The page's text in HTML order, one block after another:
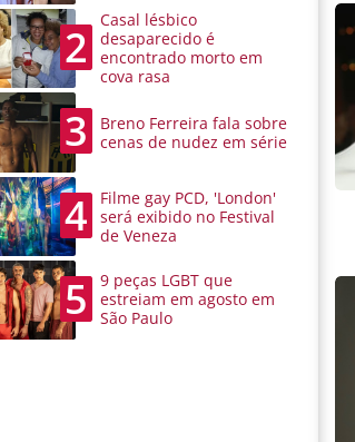
2
Casal lésbico
desaparecido é
encontrado morto em
cova rasa
3
Breno Ferreira fala sobre
cenas de nudez em série
4
Filme gay PCD, 'London'
será exibido no Festival
de Veneza
5
9 peças LGBT que
estreiam em agosto em
São Paulo